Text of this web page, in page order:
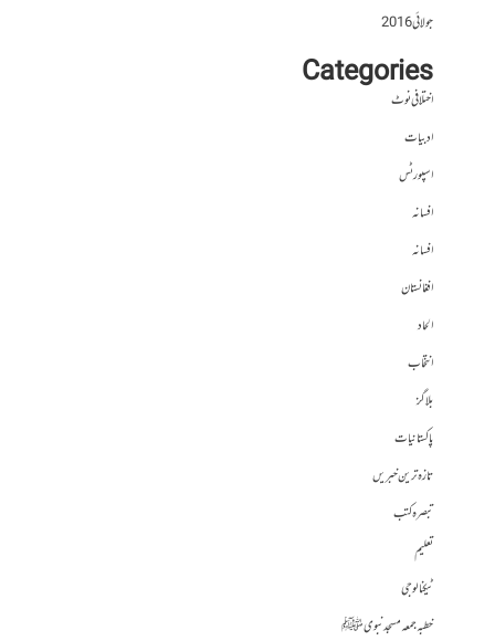
جولائی 2016
Categories
اختلافی نوٹ
ادبیات
اسپورٹس
افسانہ
افسانہ
افغانستان
الحاد
انتخاب
بلاگز
پاکستانیات
تازہ ترین خبریں
تبصرہ کتب
تعلیم
ٹیکنالوجی
خطبہ جمعہ مسجد نبوی ﷺ